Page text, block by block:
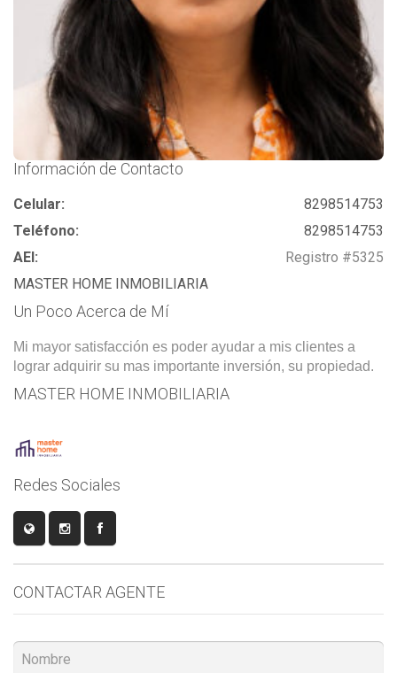
Información de Contacto
Celular:
8298514753
Teléfono:
8298514753
AEI:
Registro #5325
MASTER HOME INMOBILIARIA
Un Poco Acerca de Mí
Mi mayor satisfacción es poder ayudar a mis clientes a
lograr adquirir su mas importante inversión, su propiedad.
MASTER HOME INMOBILIARIA
Redes Sociales
CONTACTAR AGENTE